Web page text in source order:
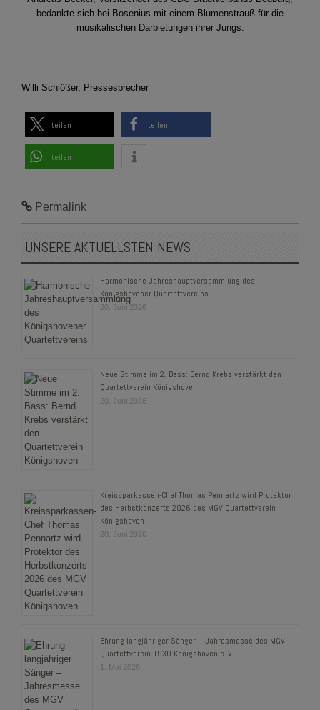
bedankte sich bei Bosenius mit einem Blumenstrauß für die
musikalischen Darbietungen ihrer Jungs.
Willi Schlößer, Pressesprecher
teilen teilen
teilen
Permalink
UNSERE AKTUELLSTEN NEWS
Harmonische Jahreshauptversammlung des
Königshovener Quartettvereins
20. Juni 2026
Neue Stimme im 2. Bass: Bernd Krebs verstärkt den
Quartettverein Königshoven
20. Juni 2026
Kreissparkassen-Chef Thomas Pennartz wird Protektor
des Herbstkonzerts 2026 des MGV Quartettverein
Königshoven
20. Juni 2026
Ehrung langjähriger Sänger – Jahresmesse des MGV
Quartettverein 1930 Königshoven e. V.
1. Mai 2026